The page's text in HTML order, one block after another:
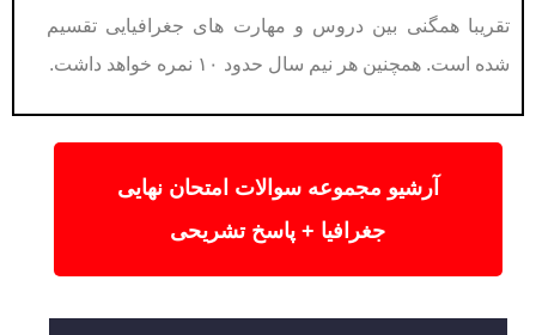
تقریبا همگنی بین دروس و مهارت های جغرافیایی تقسیم
شده است. همچنین هر نیم سال حدود ۱۰ نمره خواهد داشت.
آرشیو مجموعه سوالات امتحان نهایی
جغرافیا + پاسخ تشریحی